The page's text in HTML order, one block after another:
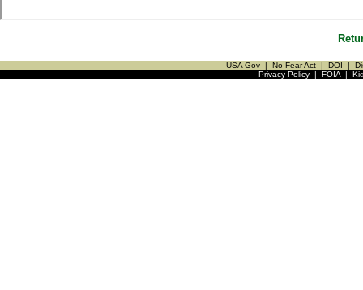
USA Gov | No Fear Act | DOI |
Privacy Policy| FOIA|